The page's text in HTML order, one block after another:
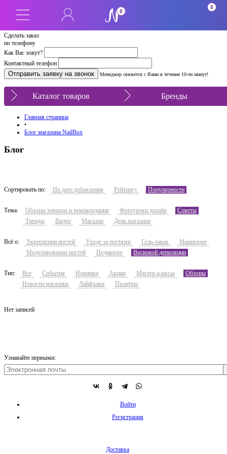
Сделать заказ
по телефону
Как Вас зовут?
Контактный телефон
Менеджер свяжется с Вами в течение 10-ти минут!
0
0
Каталог товаров Бренды
Главная страница
•
Блог магазина NailBox
Блог
Сортировать по: По дате добавления Рейтингу Популярности
Тема: Обзоры товаров и рекомендации Фотоуроки дизайн
Советы
Тренды
Видео Магазин День магазина
Всё о: Укреплении ногтей Уходе за ногтями Гель-лаках
Маникюре
Моделировании ногтей
Педикюре Восковой депиляции
Тип: Все События Новинки Акции Мастер-классы
Обзоры
Новости магазина
Лайфхаки Палитры
Нет записей
Узнавайте первыми:
Войти
Регистрация
Доставка